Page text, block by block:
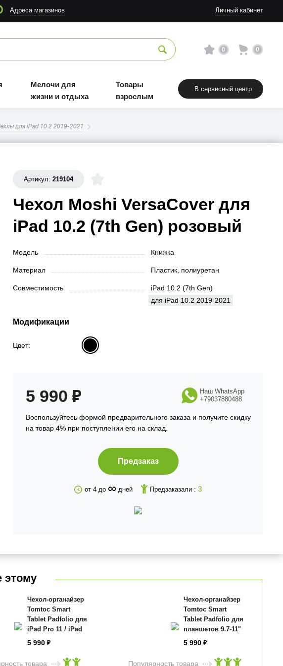
Адреса магазинов Личный кабинет
0 0
Мелочи для
жизни и отдыха
Товары
взрослым
В сервисный центр
для iPad 10.2 2019-2021
Артикул:219104
Чехол Moshi VersaCover для
iPad 10.2 (7th Gen) розовый
Модель Книжка
Материал Пластик, полиуретан
Совместимость
iPad 10.2 (7th Gen)
для iPad 10.2 2019-2021
Модификации
Цвет:
5 990 ₽
Воспользуйтесь формой предварительного заказа и получите скидку
на товар 4% при поступлении его на склад.
Наш WhatsApp
+79037880488
Предзаказ
от 4 до ∞ дней Предзаказали :3
этому
Чехол-органайзер
Tomtoc Smart
Tablet Padfolio для
iPad Pro 11 / iPad
Air 10.9 / iPad 10.2 /
чёрный (A06-
5 990₽
товара
Чехол-органайзер
Tomtoc Smart
Tablet Padfolio для
планшетов 9.7-11"
чёрный (A06-
5 990 ₽
Популярность товара